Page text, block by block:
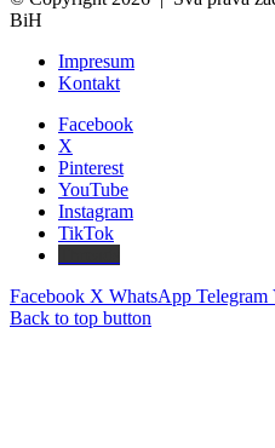
BiH
Impresum
Kontakt
Facebook
X
Pinterest
YouTube
Instagram
TikTok
Facebook X WhatsApp Telegram
Back to top button